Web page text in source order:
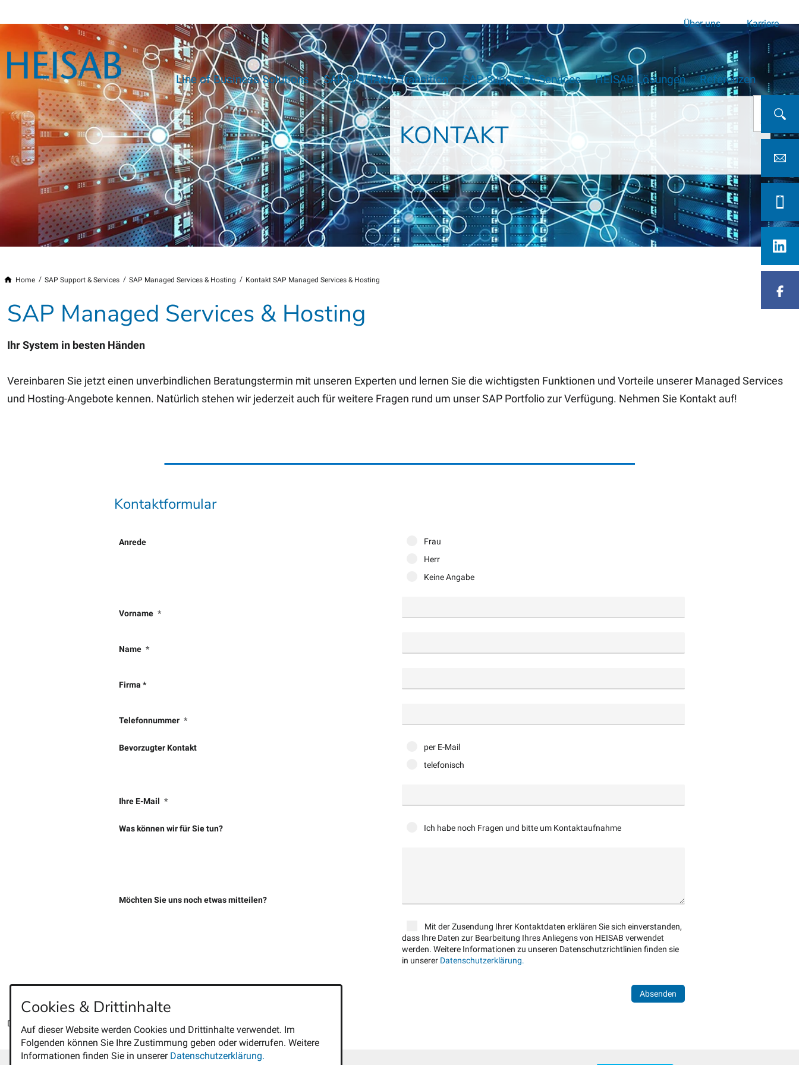
Über uns Karriere
Line of Business Solutions SAP S/4HANA Transition SAP Support & Services HEISAB Lösungen Referenzen
KONTAKT
Home SAP Support & Services SAP Managed Services & Hosting Kontakt SAP Managed Services & Hosting
SAP Managed Services & Hosting
Ihr System in besten Händen
Vereinbaren Sie jetzt einen unverbindlichen Beratungstermin mit unseren Experten und lernen Sie die wichtigsten Funktionen und Vorteile unserer Managed Services
und Hosting-Angebote kennen. Natürlich stehen wir jederzeit auch für weitere Fragen rund um unser SAP Portfolio zur Verfügung. Nehmen Sie Kontakt auf!
Kontaktformular
Anrede
Frau
Herr
Keine Angabe
Vorname
Name
Firma *
Telefonnummer
Bevorzugter Kontakt
per E-Mail
telefonisch
Ihre E-Mail
Was können wir für Sie tun? Ich habe noch Fragen und bitte um Kontaktaufnahme
Möchten Sie uns noch etwas mitteilen?
Mit der Zusendung Ihrer Kontaktdaten erklären Sie sich einverstanden,
dass Ihre Daten zur Bearbeitung Ihres Anliegens von HEISAB verwendet
werden. Weitere Informationen zu unseren Datenschutzrichtlinien finden sie
in unserer Datenschutzerklärung.
Absenden
Die gekennzeichneten Felder sind Pflichtfelder.
Cookies & Drittinhalte
Auf dieser Website werden Cookies und Drittinhalte verwendet. Im
Folgenden können Sie Ihre Zustimmung geben oder widerrufen. Weitere
Informationen finden Sie in unserer Datenschutzerklärung.